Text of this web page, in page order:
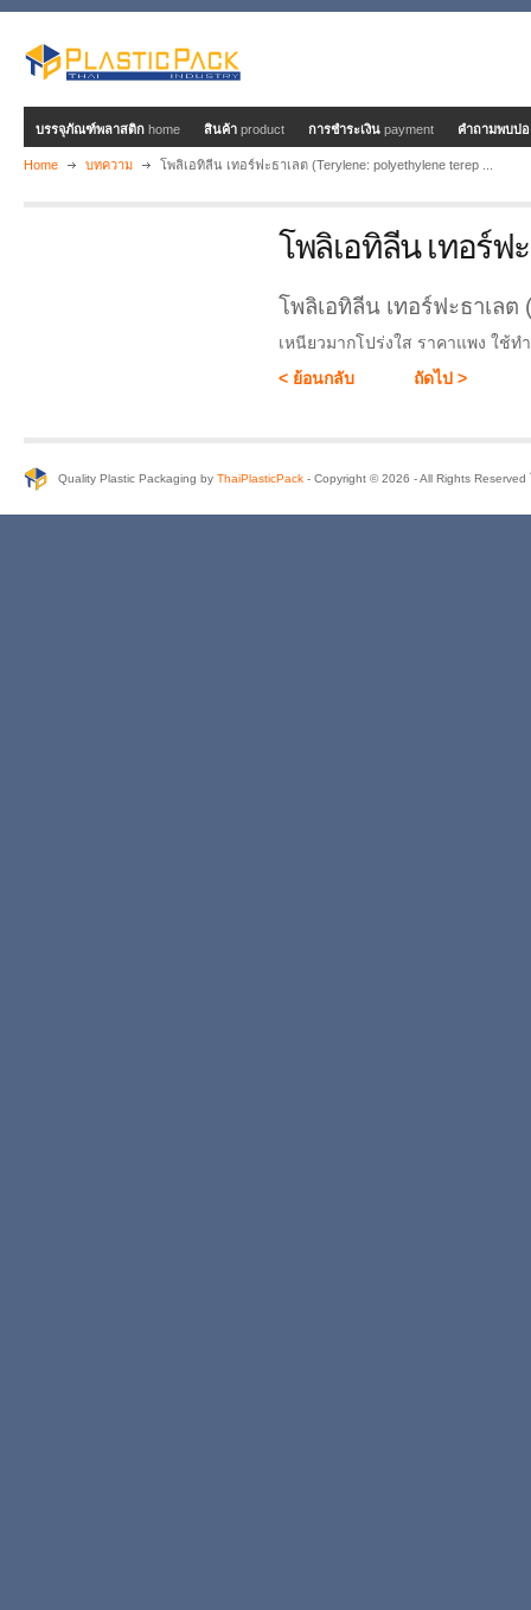
บรรจุภัณฑ์พลาสติก home สินค้า product การชำระเงิน payment คำถามพบบ่
Home บทความ โพลิเอทิลีน เทอร์ฟะธาเลต (Terylene: polyethylene terep ...
โพลิเอทิลีน เทอร์ฟะ
โพลิเอทิลีน เทอร์ฟะธาเล
เหนียวมากโปร่งใส ราคาแพง ใช้
< ย้อนกลับ
ถัดไป >
Quality Plastic Packaging by ThaiPlasticPack - Copyright © 2026 - All Rights